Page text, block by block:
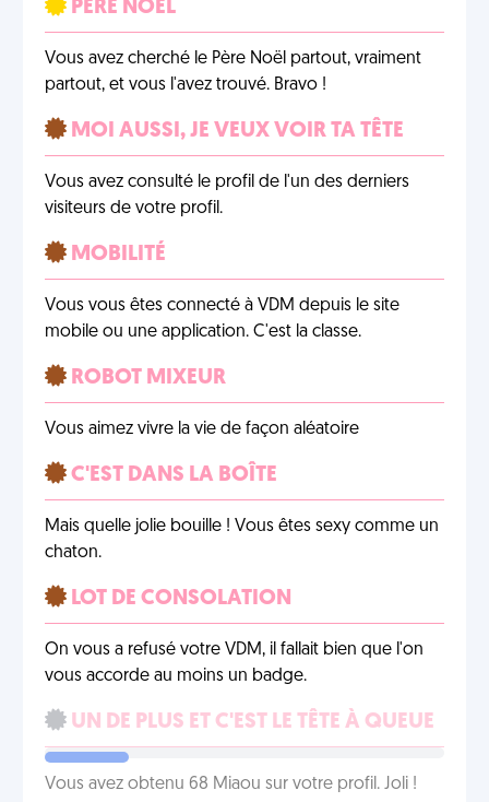
PÈRE NOËL
Vous avez cherché le Père Noël partout, vraiment
partout, et vous l'avez trouvé. Bravo !
MOI AUSSI, JE VEUX VOIR TA TÊTE
Vous avez consulté le profil de l'un des derniers
visiteurs de votre profil.
MOBILITÉ
Vous vous êtes connecté à VDM depuis le site
mobile ou une application. C'est la classe.
ROBOT MIXEUR
Vous aimez vivre la vie de façon aléatoire
C'EST DANS LA BOÎTE
Mais quelle jolie bouille ! Vous êtes sexy comme un
chaton.
LOT DE CONSOLATION
On vous a refusé votre VDM, il fallait bien que l'on
vous accorde au moins un badge.
UN DE PLUS ET C'EST LE TÊTE À QUEUE
Vous avez obtenu 68 Miaou sur votre profil. Joli !